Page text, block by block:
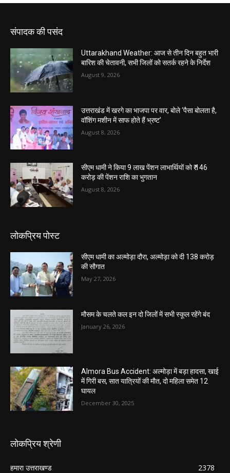
संपादक की पसंद
Uttarakhand Weather: आज से तीन दिन बहुत भारी
बारिश की चेतावनी, सभी जिलों को सतर्क रहने के निर्देश
August 9, 2026
उत्तराखंड में खरगे का भाजपा पर वार, बोले ‘पैसा बोलता है,
वॉशिंग मशीन में साफ होते हैं भ्रष्ट’
August 8, 2026
सीएम धामी ने किया 9 लाख पेंशन लाभार्थियों को ₹ 146
करोड़ की पेंशन राशि का भुगतान
August 8, 2026
लोकप्रिय पोस्ट
सीएम धामी का अल्मोड़ा दौरा, अल्मोड़ा को दी 138 करोड़
की सौगात
May 27, 2026
मौसम के चलते कल इन दो जिलों में सभी स्कूल रहेंगे बंद
January 26, 2026
Almora Bus Accident: अल्मोड़ा में बड़ा हादसा, खाई
में गिरी बस, सात यात्रियों की मौत, दो महिला समेत 12
घायल
December 30, 2025
लोकप्रिय श्रेणी
हमारा उत्तराखण्ड
2378